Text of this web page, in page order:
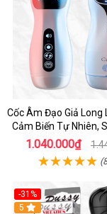
Cốc Âm Đạo Giả Long
Cảm Biến Tự Nhiên,
Sướng
1.040.000₫
-31%
5